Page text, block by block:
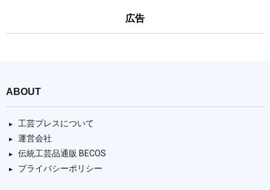
広告
ABOUT
工芸プレスについて
運営会社
伝統工芸品通販 BECOS
プライバシーポリシー